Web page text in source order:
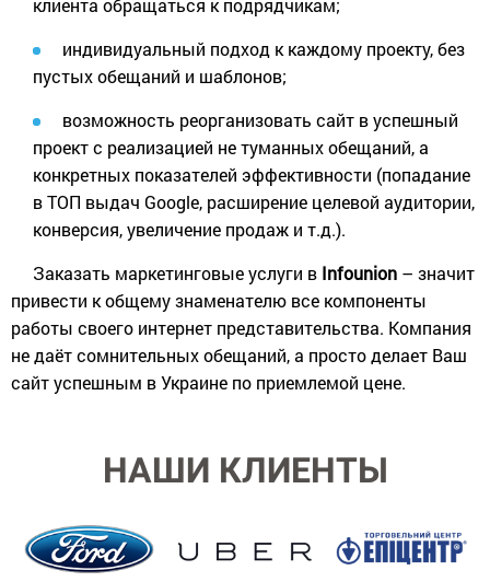
индивидуальный подход к каждому проекту, без
пустых обещаний и шаблонов;
возможность реорганизовать сайт в успешный
проект с реализацией не туманных обещаний, а
конкретных показателей эффективности (попадание
в ТОП выдач Google, расширение целевой аудитории,
конверсия, увеличение продаж и т.д.).
Заказать маркетинговые услуги в Infounion – значит
привести к общему знаменателю все компоненты
работы своего интернет представительства. Компания
не даёт сомнительных обещаний, а просто делает Ваш
сайт успешным в Украине по приемлемой цене.
НАШИ КЛИЕНТЫ